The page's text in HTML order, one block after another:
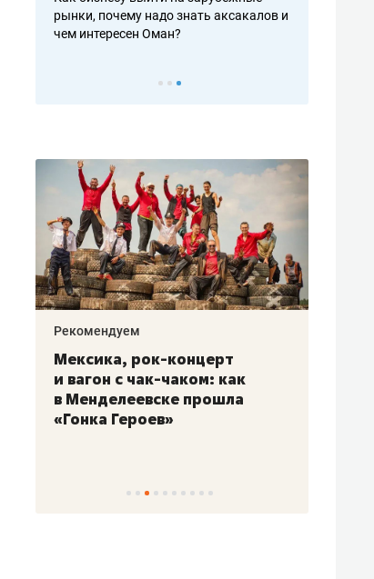
рынки, почему надо знать аксакалов и
чем интересен Оман?
Рекомендуем
Мексика, рок-концерт
и вагон с чак-чаком: как
в Менделеевске прошла
«Гонка Героев»